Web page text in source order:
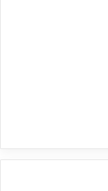
نامفهوم
گرافیک است.
در ستون و
شرایط فعلی
با هدف بهبود